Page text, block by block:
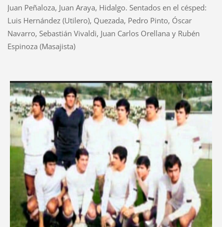
Juan Peñaloza, Juan Araya, Hidalgo. Sentados en el césped:
Luis Hernández (Utilero), Quezada, Pedro Pinto, Óscar
Navarro, Sebastián Vivaldi, Juan Carlos Orellana y Rubén
Espinoza (Masajista)